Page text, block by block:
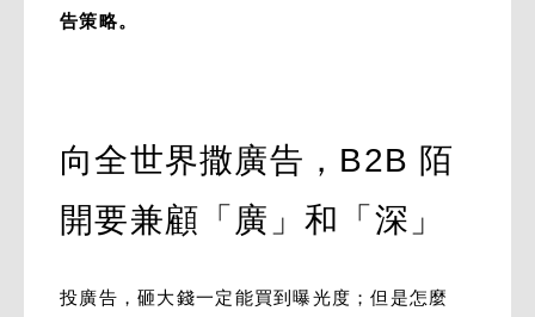
告策略。
向全世界撒廣告，B2B 陌
開要兼顧「廣」和「深」
投廣告，砸大錢一定能買到曝光度；但是怎麼